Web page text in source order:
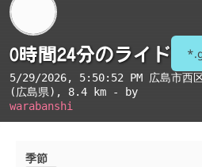
0時間24分のライド
5/29/2026, 5:50:52 PM 広島市西
(広島県) , 8.4 km - by
warabanshi
季節